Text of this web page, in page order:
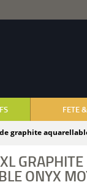
FETE
de graphite
ONYX